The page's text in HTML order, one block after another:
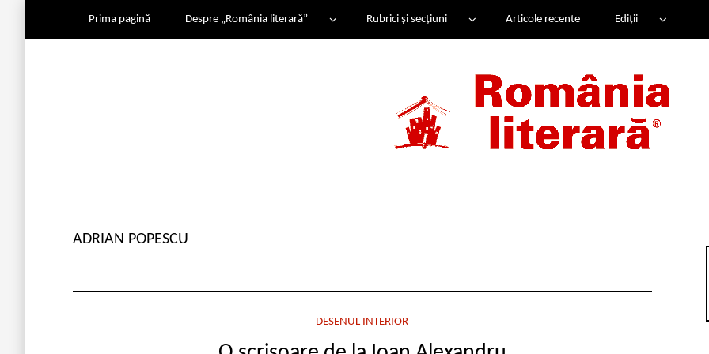
Prima pagină Despre „România literară” Rubrici și secțiuni Articole recente Ediții
ADRIAN POPESCU
DESENUL INTERIOR